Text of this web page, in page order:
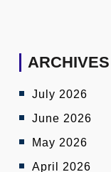
ARCHIVES
July 2026
June 2026
May 2026
April 2026